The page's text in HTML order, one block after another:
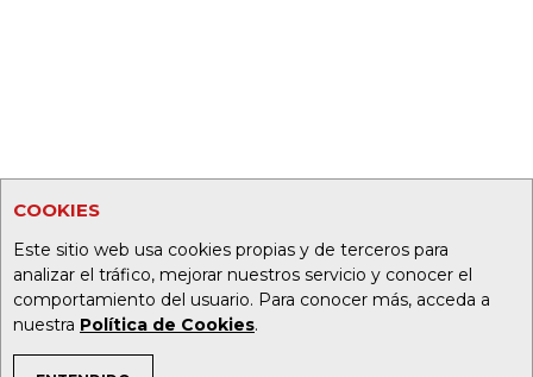
COOKIES
Este sitio web usa cookies propias y de terceros para
analizar el tráfico, mejorar nuestros servicio y conocer el
comportamiento del usuario. Para conocer más, acceda a
nuestra Política de Cookies.